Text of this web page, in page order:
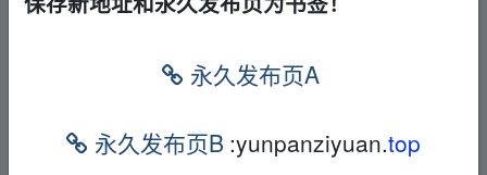
▁fr、om w﹏ww.y▁un、pan▁zi﹏yu‥an.xy▁z
▁fr、om w﹏ww.y▁un、pan▁zi﹏yu‥an.xy▁z
💡 小灯塔系列-让知识陪孩子去远航！——49
门课程全▁fr、om w﹏ww.y▁un、pan▁zi﹏yu‥an.xy▁z
永久发布页A
永久发布页B :yunpanziyuan.top